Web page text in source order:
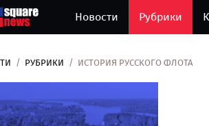
Новости Рубрики
РУБРИКИ ИСТОРИЯ РУССКОГО ФЛОТА